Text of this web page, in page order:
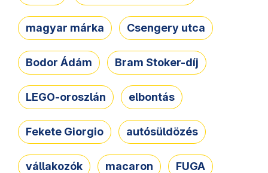
magyar márka Csengery utca
Bodor Ádám Bram Stoker-díj
LEGO-oroszlán elbontás
Fekete Giorgio autósüldözés
vállakozók macaron FUGA